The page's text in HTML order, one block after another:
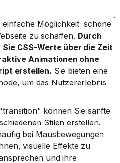
einfache Möglichkeit, schöne
zu schaffen. Durch
CSS-Werte über die Zeit
Animationen ohne
erstellen. Sie bieten eine
um das Nutzererlebnis
können Sie sanfte
Stilen erstellen.
bei Mausbewegungen
visuelle Effekte zu
und ihre